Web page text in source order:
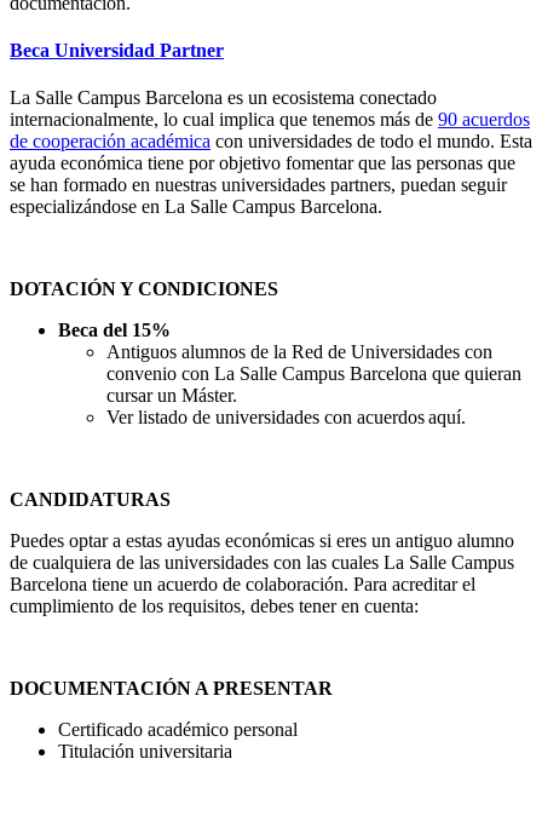
Beca Universidad Partner
La Salle Campus Barcelona es un ecosistema conectado
internacionalmente, lo cual implica que tenemos más de 90 acuerdos
de cooperación académica con universidades de todo el mundo. Esta
ayuda económica tiene por objetivo fomentar que las personas que
se han formado en nuestras universidades partners, puedan seguir
especializándose en La Salle Campus Barcelona.
DOTACIÓN Y CONDICIONES
Beca del 15%
Antiguos alumnos de la Red de Universidades con
convenio con La Salle Campus Barcelona que quieran
cursar un Máster.
Ver listado de universidades con acuerdos aquí.
CANDIDATURAS
Puedes optar a estas ayudas económicas si eres un antiguo alumno
de cualquiera de las universidades con las cuales La Salle Campus
Barcelona tiene un acuerdo de colaboración. Para acreditar el
cumplimiento de los requisitos, debes tener en cuenta:
DOCUMENTACIÓN A PRESENTAR
Certificado académico personal
Titulación universitaria